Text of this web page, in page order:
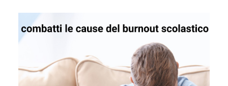
LAVORA CON NOI
CONTATTI